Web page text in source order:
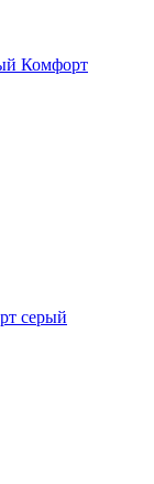
Комфорт
серый